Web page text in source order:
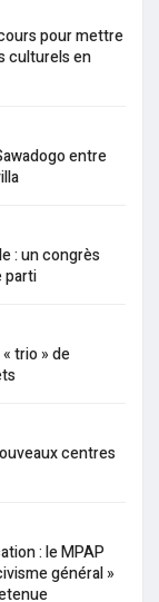
pour mettre
culturels en
entre
: un congrès
parti
trio » de
centres
: le MPAP
général »